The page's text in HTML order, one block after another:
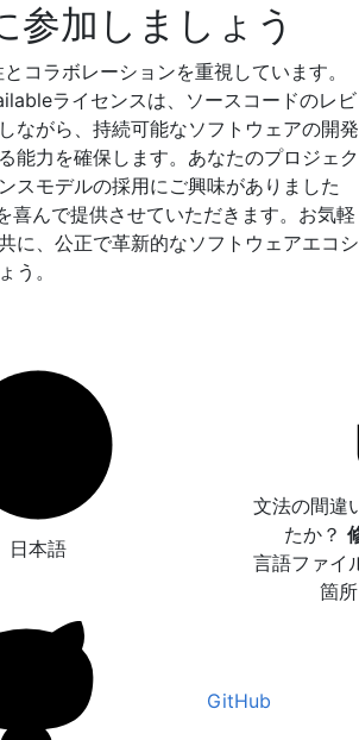
参加しましょう
コラボレーションを重視しています。
ライセンスは、ソースコードのレビ
ながら、持続可能なソフトウェアの開発
能力を確保します。あなたのプロジェク
スモデルの採用にご興味がありました
喜んで提供させていただきます。お気軽
に、公正で革新的なソフトウェアエコシ
う。
日本語
文法の間違
たか？
言語ファイ
箇
GitHub